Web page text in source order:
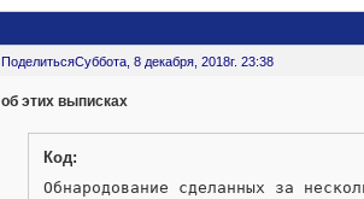
ПоделитьсяСуббота, 8 декабря, 2018г. 23:38
об этих выписках
Код:
Обнародование сделанных за